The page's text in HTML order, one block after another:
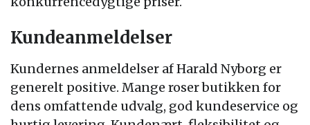
Kundeanmeldelser
Kundernes anmeldelser af Harald Nyborg er
generelt positive. Mange roser butikken for
dens omfattende udvalg, god kundeservice og